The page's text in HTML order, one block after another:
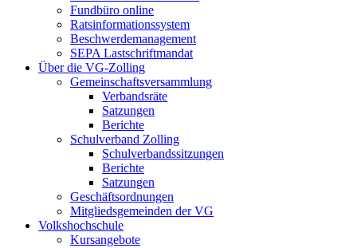
Fundbüro online
Ratsinformationssystem
Beschwerdemanagement
SEPA Lastschriftmandat
Über die VG-Zolling
Gemeinschaftsversammlung
Verbandsräte
Satzungen
Berichte
Schulverband Zolling
Schulverbandssitzungen
Berichte
Satzungen
Geschäftsordnungen
Mitgliedsgemeinden der VG
Volkshochschule
Kursangebote